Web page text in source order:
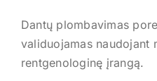
Dantų plombavimas
validuojamas naudojant
rentgenologinę įrangą.